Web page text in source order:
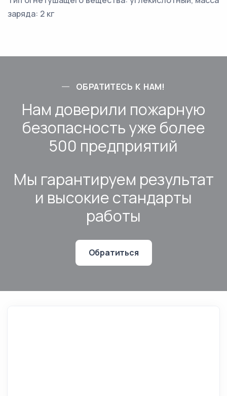
заряда: 2 кг
ОБРАТИТЕСЬ К НАМ!
Нам доверили пожарную
безопасность уже более
500 предприятий
Мы гарантируем результат
и высокие стандарты
работы
Обратиться